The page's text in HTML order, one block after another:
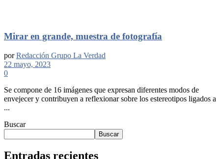
Mirar en grande, muestra de fotografía
por Redacción Grupo La Verdad
22 mayo, 2023
0
Se compone de 16 imágenes que expresan diferentes modos de
envejecer y contribuyen a reflexionar sobre los estereotipos ligados a
...
Buscar
Buscar
Entradas recientes